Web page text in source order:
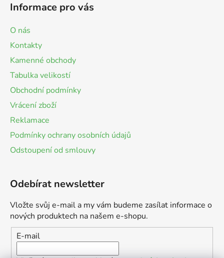
Informace pro vás
O nás
Kontakty
Kamenné obchody
Tabulka velikostí
Obchodní podmínky
Vrácení zboží
Reklamace
Podmínky ochrany osobních údajů
Odstoupení od smlouvy
Odebírat newsletter
Vložte svůj e-mail a my vám budeme zasílat informace o
nových produktech na našem e-shopu.
E-mail